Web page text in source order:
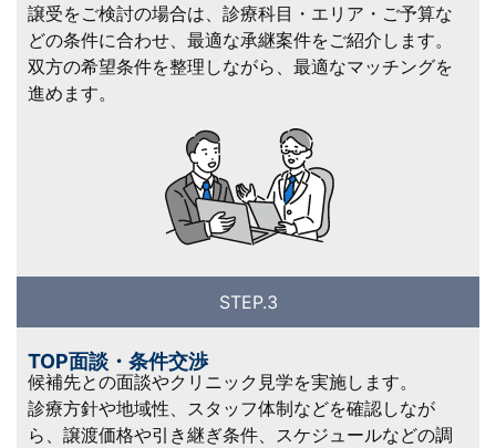
譲受をご検討の場合は、診療科目・エリア・ご予算な
どの条件に合わせ、最適な承継案件をご紹介します。
双方の希望条件を整理しながら、最適なマッチングを
進めます。
STEP.3
TOP面談・条件交渉
候補先との面談やクリニック見学を実施します。
診療方針や地域性、スタッフ体制などを確認しなが
ら、譲渡価格や引き継ぎ条件、スケジュールなどの調